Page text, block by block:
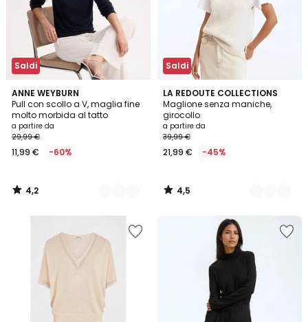
Saldi
ANNE WEYBURN
Pull con scollo a V, maglia fine
molto morbida al tatto
a partire da
29,99 €
11,99 € -60%
4,2
/ 5
4
Colori
4,2
/
Saldi
LA REDOUTE COLLECTIONS
Maglione senza maniche,
girocollo
a partire da
39,99 €
21,99 € -45%
4,5
/ 5
2
Colori
4,5
/